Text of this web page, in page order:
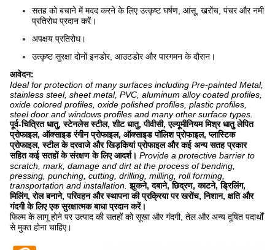
सतह को बचाने में मदद करने के लिए उत्कृष्ट घर्षण, आंसू, खरोंच, पंचर और नमी
प्रतिरोध प्रदान करें।
अपक्षय प्रतिरोध।
उत्कृष्ट सुरक्षा दोनों इनडोर, आउटडोर और पारगमन के दौरान।
आवेदन:
Ideal for protection of many surfaces including Pre-painted Metal,
stainless steel, sheet metal, PVC, aluminum alloy coated profiles,
oxide colored profiles, oxide polished profiles, plastic profiles,
steel door and windows profiles and many other surface types.
पूर्व-चित्रित धातु, स्टेनलेस स्टील, शीट धातु, पीवीसी, एल्यूमीनियम मिश्र धातु लेपित
प्रोफाइल, ऑक्साइड रंगीन प्रोफाइल, ऑक्साइड पॉलिश प्रोफाइल, प्लास्टिक
प्रोफाइल, स्टील के दरवाजे और खिड़कियां प्रोफाइल और कई अन्य सतह प्रकार
सहित कई सतहों के संरक्षण के लिए आदर्श। Provide a protective barrier to
scratch, mark, damage and dirt at the process of bending,
pressing, punching, cutting, drilling, milling, roll forming,
transportation and installation. झुकने, दबाने, छिद्रण, काटने, ड्रिलिंग,
मिलिंग, रोल बनाने, परिवहन और स्थापना की प्रक्रिया पर खरोंच, निशान, क्षति और
गंदगी के लिए एक सुरक्षात्मक बाधा प्रदान करें।
फिल्म के लागू होने पर उत्पाद की सतहों को सूखा और गंदगी, तेल और अन्य दूषित पदार्थों
से मुक्त होना चाहिए।